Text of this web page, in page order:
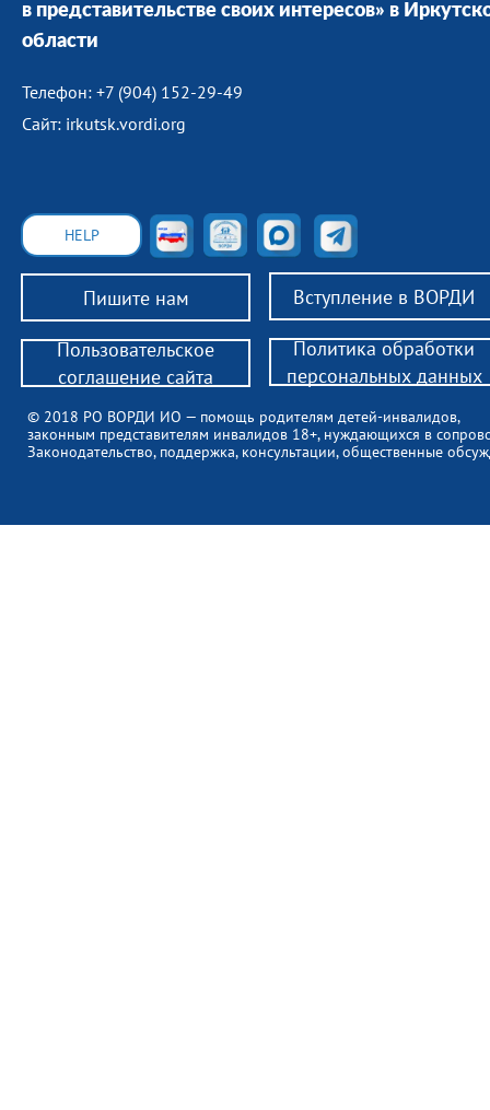
в представительстве своих интересов» в
области
Телефон: +7 (904) 152-29-49
Сайт: irkutsk.vordi.org
Пишите нам Вступление в ВОРДИ
© 2018 РО ВОРДИ ИО — помощь родителям детей-инвалидов,
законным представителям инвалидов 18+, нуждающихся в
Законодательство, поддержка, консультации, общественные
HELP
Пользовательское
соглашение сайта
Политика обработки
персональных данных